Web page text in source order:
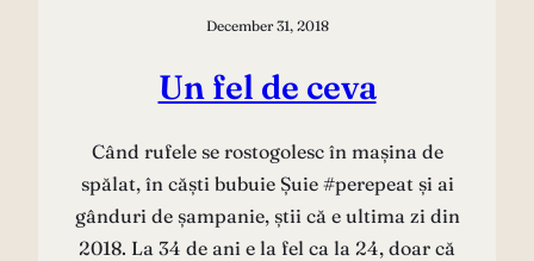
December 31, 2018
Un fel de ceva
Când rufele se rostogolesc în mașina de
spălat, în căști bubuie Șuie #perepeat și ai
gânduri de șampanie, știi că e ultima zi din
2018. La 34 de ani e la fel ca la 24, doar că